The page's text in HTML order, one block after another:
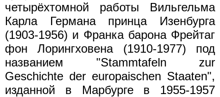
четырёхтомной работы Вильгельма
Карла Германа принца Изенбурга
(1903-1956) и Франка барона Фрейтаг
фон Лорингховена (1910-1977) под
названием "Stammtafeln zur
Geschichte der europaischen Staaten",
изданной в Марбурге в 1955-1957